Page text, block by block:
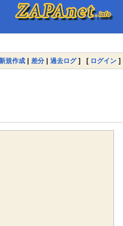
規作成 | 差分 | 過去ログ] [ ログイン ]